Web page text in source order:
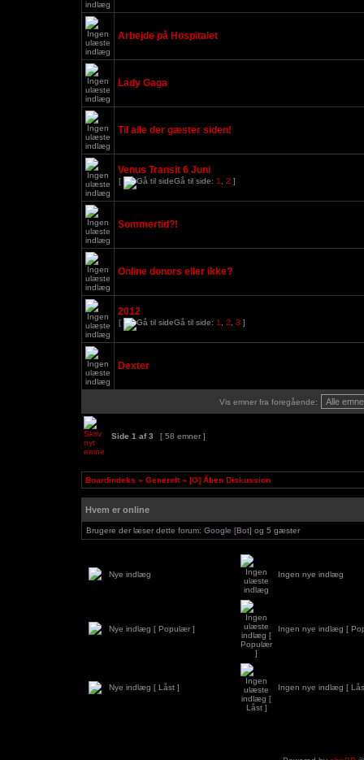
Arbejde på Hospitalet
Lady Gaga
Til alle der gæster siden!
Venus Transit 6 Juni
[ Gå til side: 1 2 ]
Sommertid?!
Online donors eller ikke?
2012
[ Gå til side: 1 2 3 ]
Dexter
Vis emner fra foregående:
Side 1 af3 [ 58 emner ]
Boardindeks » Generelt» [O] Åben Diskussion
Hvem er online
Brugere der læser dette forum: Google [Bot] og 5 gæster
Nye indlæg Ingen nye indlæg
Nye indlæg [ Populær ] Ingen nye indlæg [
Nye indlæg [ Låst ] Ingen nye indlæg [